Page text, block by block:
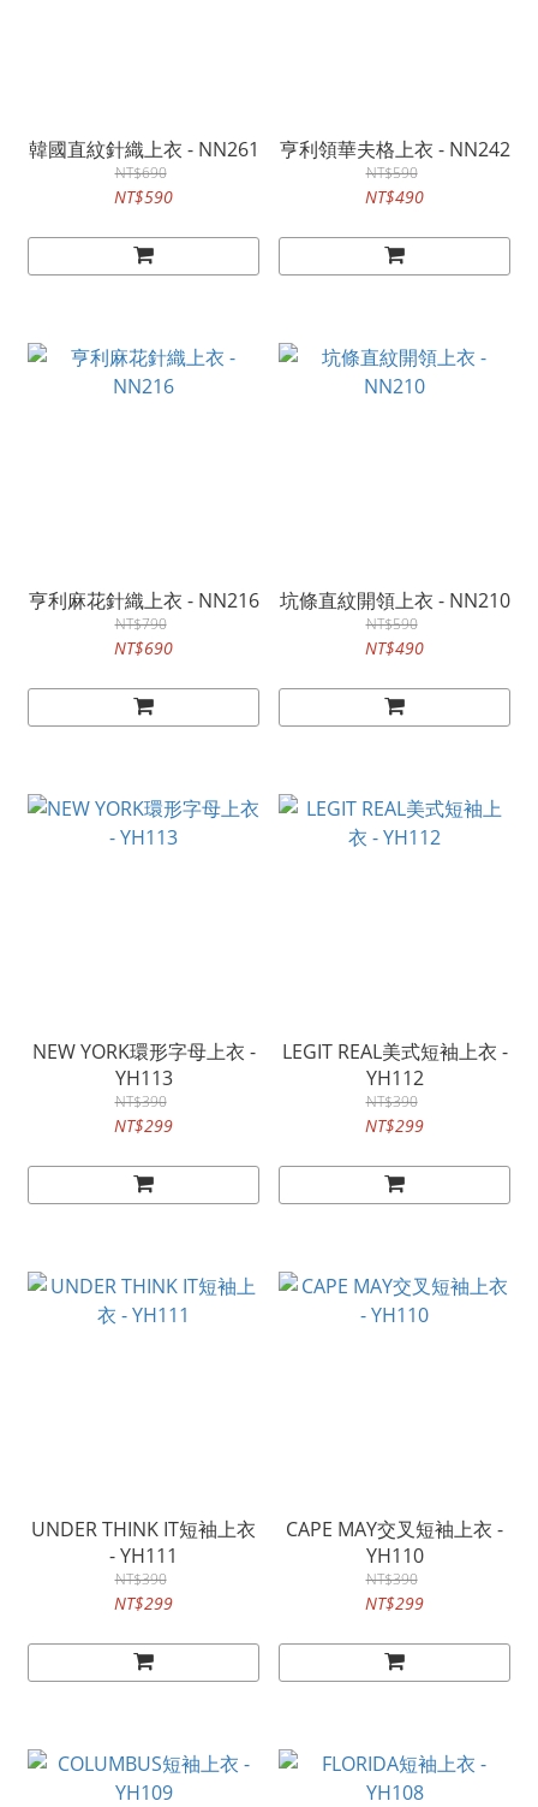
韓國直紋針織上衣 - NN261
NT$690
NT$590
亨利領華夫格上衣 - NN242
NT$590
NT$490
亨利麻花針織上衣 - NN216
NT$790
NT$690
坑條直紋開領上衣 - NN210
NT$590
NT$490
NEW YORK環形字母上衣 -
YH113
NT$390
NT$299
LEGIT REAL美式短袖上衣 -
YH112
NT$390
NT$299
UNDER THINK IT短袖上衣
- YH111
NT$390
NT$299
CAPE MAY交叉短袖上衣 -
YH110
NT$390
NT$299